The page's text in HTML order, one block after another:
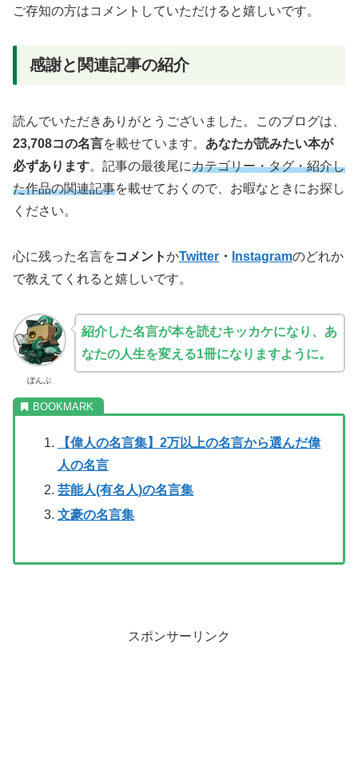
ご存知の方はコメントしていただけると嬉しいです。
感謝と関連記事の紹介
読んでいただきありがとうございました。このブログは、
23,708コの名言を載せています。 あなたが読みたい本が
必ずあります。記事の最後尾にカテゴリー・タグ・紹介し
た作品の関連記事を載せておくので、お暇なときにお探し
ください。
心に残った名言をコメントかTwitter ・ Instagramのどれか
で教えてくれると嬉しいです。
ぼんぷ
紹介した名言が本を読むキッカケになり、あ
なたの人生を変える1冊になりますように。
【偉人の名言集】2万以上の名言から選んだ偉
人の名言
芸能人(有名人)の名言集
文豪の名言集
スポンサーリンク